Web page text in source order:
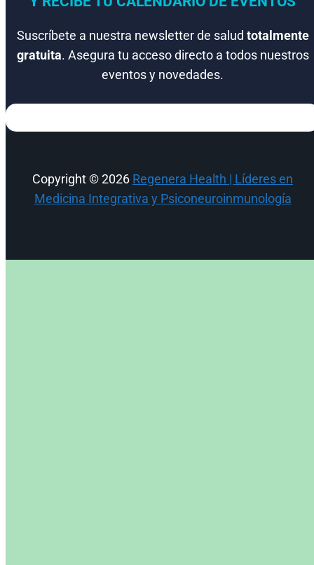
Suscríbete a nuestra newsletter de salud totalmente
gratuita. Asegura tu acceso directo a todos nuestros
eventos y novedades.
Copyright © 2026 Regenera Health | Líderes en
Medicina Integrativa y Psiconeuroinmunología